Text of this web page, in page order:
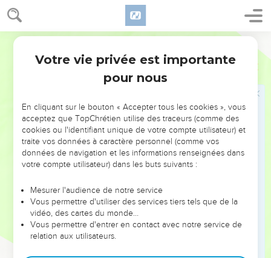
Jean 19
36 En effet, cela est arrivé afin que ce passage de l'Ecriture
soit accompli : Aucun de ses os ne sera brisé.
Ailleurs l'Ecriture dit encore : Ils verront celui qu'ils ont
Après cela, Joseph d'Arimathée, qui était disciple de
Jésus, mais en secret par crainte des chefs juifs, demanda à
Pilate la permission d'enlever le corps de Jésus. Pilate le lui
permit. Il vint donc et enleva le corps de Jésus.
de nuit, vint aussi. Il apportait un mélange d'environ 30 kilos
de myrrhe et d'aloès.
Ils prirent donc le corps de Jésus et l'enveloppèrent de
bandelettes, avec les aromates, comme c'est la coutume
Votre vie privée est importante
pour nous
En cliquant sur le bouton « Accepter tous les cookies », vous
acceptez que TopChrétien utilise des traceurs (comme des
cookies ou l'identifiant unique de votre compte utilisateur) et
traite vos données à caractère personnel (comme vos
données de navigation et les informations renseignées dans
votre compte utilisateur) dans les buts suivants :
Mesurer l'audience de notre service
Vous permettre d'utiliser des services tiers tels que de la
vidéo, des cartes du monde…
Vous permettre d'entrer en contact avec notre service de
relation aux utilisateurs.